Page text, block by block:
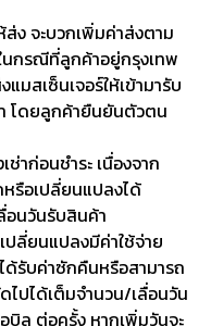
ง จะบวกเพิ่มค่าส่งตาม
นกรณีที่ลูกค้าอยู่กรุงเทพ
มสเซ็นเจอร์ให้เข้ามารับ
โดยลูกค้ายืนยันตัวตน
าก่อนชำระ เนื่องจาก
รือเปลี่ยนแปลงได้
นวันรับสินค้า
ปลี่ยนแปลงมีค่าใช้จ่าย
รับค่าซักคืนหรือสามารถ
ไปได้เต็มจำนวน/เลื่อนวัน
บิล ต่อครั้ง หากเพิ่มวันจะ